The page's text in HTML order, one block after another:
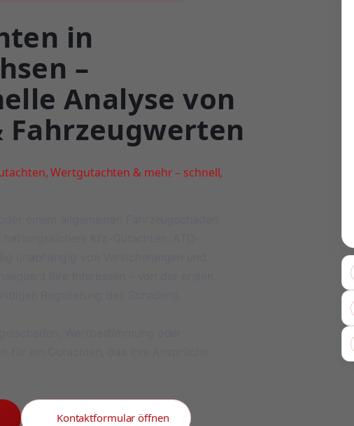
in
–
Analyse von
Fahrzeugwerten
Wertgutachten & mehr – schnell,
Kontaktformular öffnen